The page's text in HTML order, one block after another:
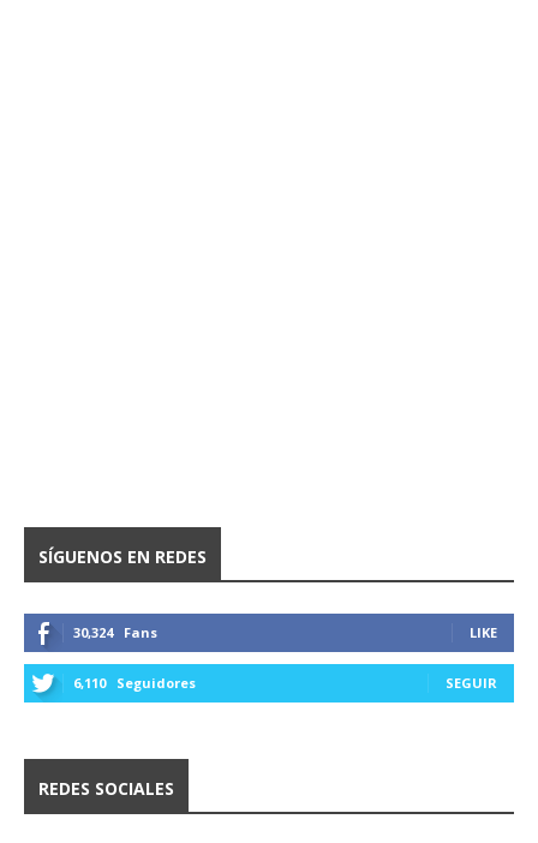
SÍGUENOS EN REDES
30,324 Fans LIKE
6,110 Seguidores SEGUIR
REDES SOCIALES